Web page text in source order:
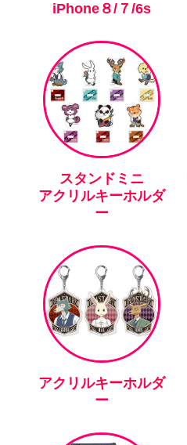
iPhone８/７/6s
スタンドミニ
アクリルキーホルダ
ー
アクリルキーホルダ
ー